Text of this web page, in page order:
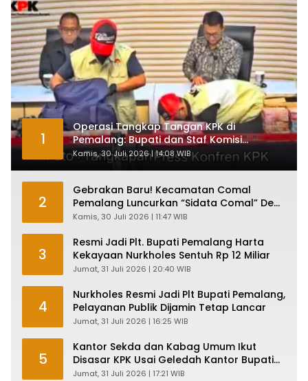
1
Operasi Tangkap Tangan KPK di
Pemalang: Bupati dan Staf Komisi
Antirasuah Ditetapkan Tersangka
Kamis, 30 Juli 2026 | 14:08 WIB
2
Gebrakan Baru! Kecamatan Comal
Pemalang Luncurkan “Sidata Comal” Demi
Layanan Publik Makin Ngebut
Kamis, 30 Juli 2026 | 11:47 WIB
3
Resmi Jadi Plt. Bupati Pemalang Harta
Kekayaan Nurkholes Sentuh Rp 12 Miliar
Jumat, 31 Juli 2026 | 20:40 WIB
4
Nurkholes Resmi Jadi Plt Bupati Pemalang,
Pelayanan Publik Dijamin Tetap Lancar
Jumat, 31 Juli 2026 | 16:25 WIB
5
Kantor Sekda dan Kabag Umum Ikut
Disasar KPK Usai Geledah Kantor Bupati
Pemalang
Jumat, 31 Juli 2026 | 17:21 WIB